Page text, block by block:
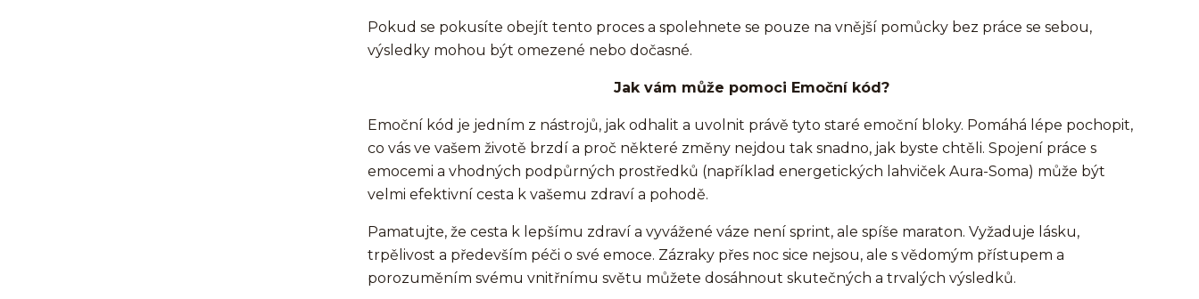
Pokud se pokusíte obejít tento proces a spolehnete se pouze na vnější pomůcky bez práce se sebou,
výsledky mohou být omezené nebo dočasné.
Jak vám může pomoci Emoční kód?
Emoční kód je jedním z nástrojů, jak odhalit a uvolnit právě tyto staré emoční bloky. Pomáhá lépe pochopit,
co vás ve vašem životě brzdí a proč některé změny nejdou tak snadno, jak byste chtěli. Spojení práce s
emocemi a vhodných podpůrných prostředků (například energetických lahviček Aura-Soma) může být
velmi efektivní cesta k vašemu zdraví a pohodě.
Pamatujte, že cesta k lepšímu zdraví a vyvážené váze není sprint, ale spíše maraton. Vyžaduje lásku,
trpělivost a především péči o své emoce. Zázraky přes noc sice nejsou, ale s vědomým přístupem a
porozuměním svému vnitřnímu světu můžete dosáhnout skutečných a trvalých výsledků.